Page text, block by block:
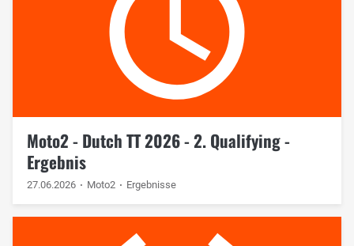
Moto2 - Dutch TT 2026 - 2. Qualifying -
Ergebnis
27.06.2026 Moto2 Ergebnisse